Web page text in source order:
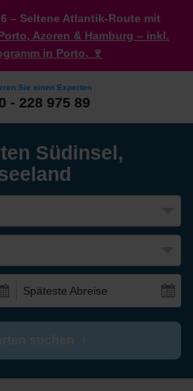
– Seltene Atlantik-Route mit
Azoren & Hamburg – inkl.
in Porto. 🍷
Sie einen Experten
- 228 975 89
Südinsel,
Späteste Abreise